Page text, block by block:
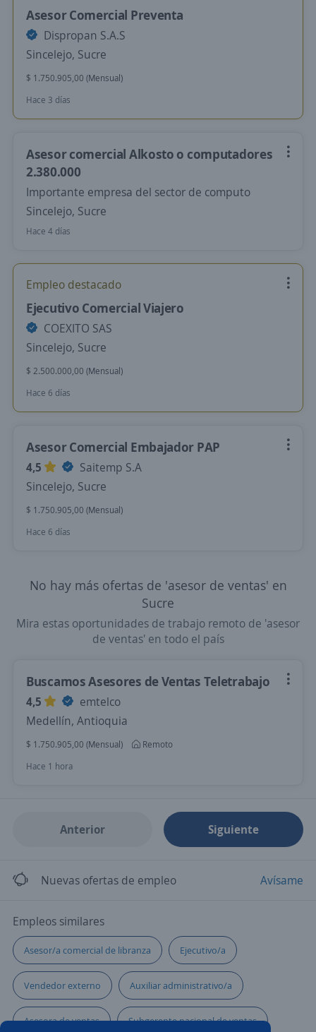
Asesor Comercial Preventa
Dispropan S.A.S
Sincelejo, Sucre
$ 1.750.905,00 (Mensual)
Hace 3 días
Asesor comercial Alkosto o computadores
2.380.000
Importante empresa del sector de computo
Sincelejo, Sucre
Hace 4 días
Empleo destacado
Ejecutivo Comercial Viajero
COEXITO SAS
Sincelejo, Sucre
$ 2.500.000,00 (Mensual)
Hace 6 días
Asesor Comercial Embajador PAP
4,5
Saitemp S.A
Sincelejo, Sucre
$ 1.750.905,00 (Mensual)
Hace 6 días
No hay más ofertas de 'asesor de ventas' en
Sucre
Mira estas oportunidades de trabajo remoto de 'asesor
de ventas' en todo el país
Buscamos Asesores de Ventas Teletrabajo
4,5
emtelco
Medellín, Antioquia
$ 1.750.905,00 (Mensual)
Remoto
Hace 1 hora
Anterior Siguiente
Nuevas ofertas de empleo Avísame
Empleos similares
Asesor/a comercial de libranza Ejecutivo/a
Vendedor externo Auxiliar administrativo/a
Asesora de ventas Subgerente nacional de ventas